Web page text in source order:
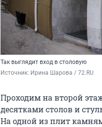
Так выглядит вход в столовую
Источник: Ирина Шарова / 72.RU
Проходим на второй
десятками столов и
На одной из плит